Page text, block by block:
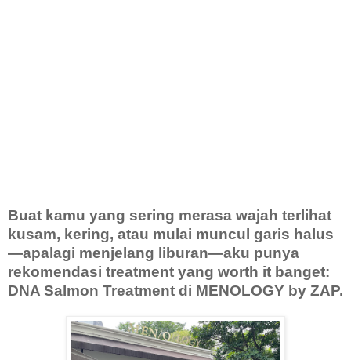
Buat kamu yang sering merasa wajah terlihat
kusam, kering, atau mulai muncul garis halus
—apalagi menjelang liburan—aku punya
rekomendasi treatment yang worth it banget:
DNA Salmon Treatment di MENOLOGY by ZAP.